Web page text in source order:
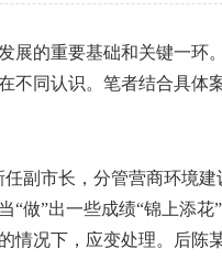
的重要基础和关键一环
不同认识。笔者结合具体
市长，分管营商环境建
“做”出一些成绩“锦上添
情况下，应变处理。后